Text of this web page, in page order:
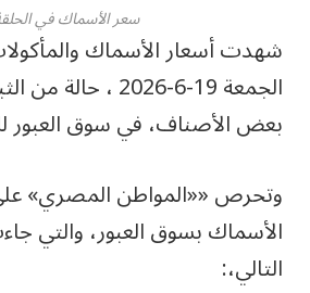
سعر الأسماك في
شهدت أسعار الأسماك
الجمعة 19-6-2026 ،
بعض الأصناف، في سوق العبور
وتحرص ««المواطن المصري»
الأسماك بسوق العبور، والتي
التالي،: